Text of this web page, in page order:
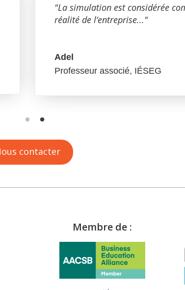
"La simulation est considérée
réalité de l’entreprise..."
Adel
Professeur associé, IÉSEG
contacter
Membre de :